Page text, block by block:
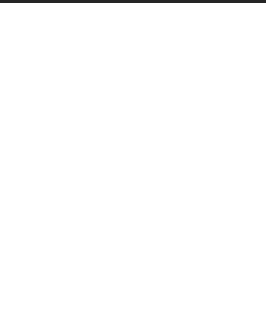
Urteil eines Arztes, Apothekers oder anderer